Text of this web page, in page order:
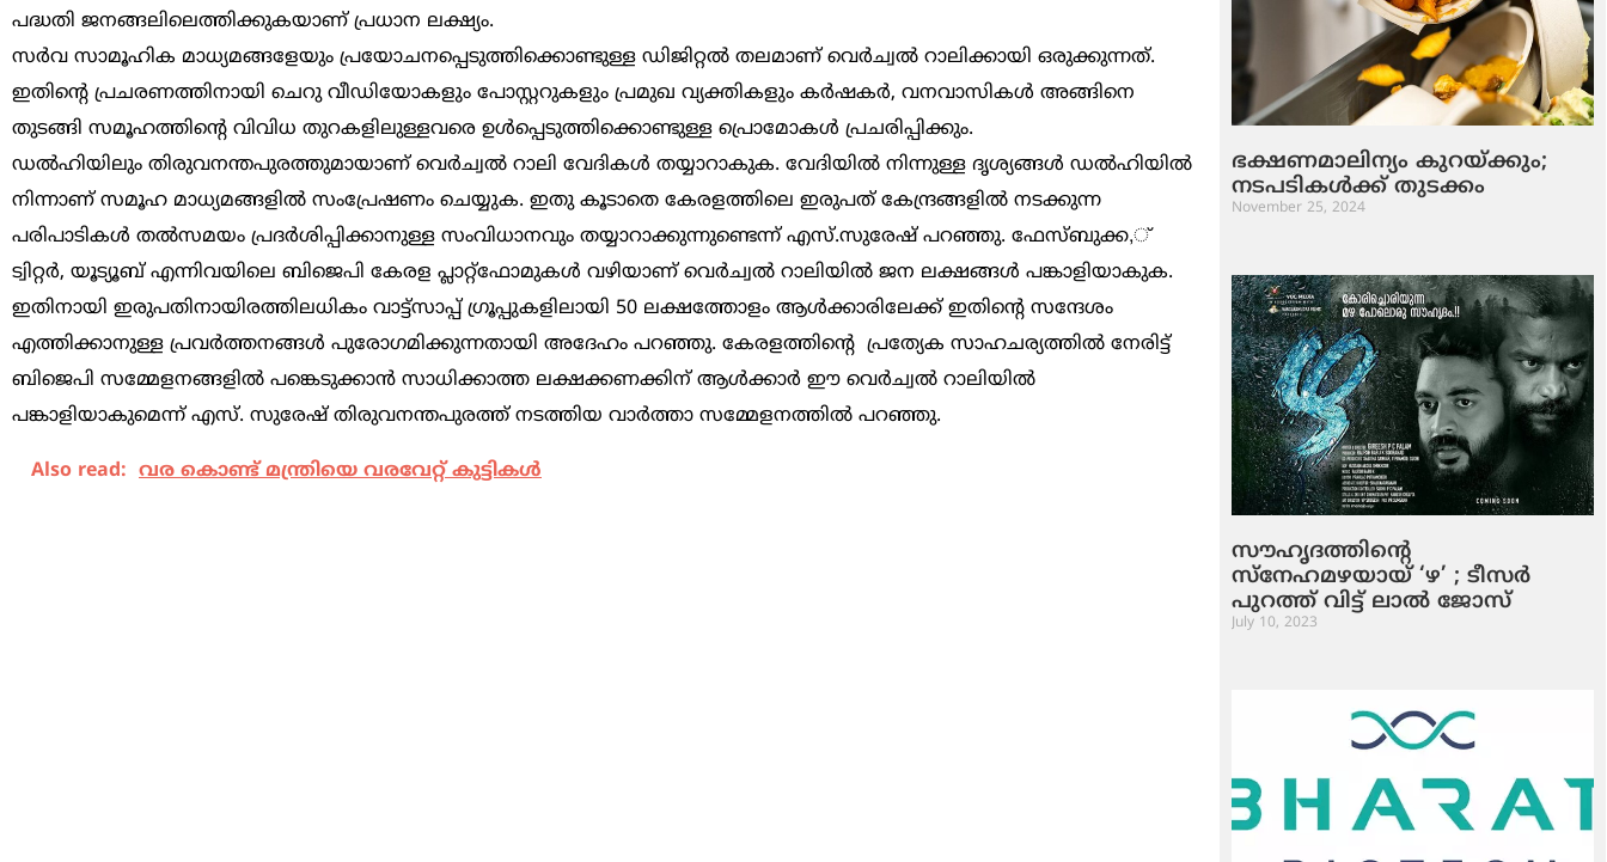
പദ്ധതി ജനങ്ങലിലെത്തിക്കുകയാണ് പ്രധാന ലക്ഷ്യം.
സര്‍വ സാമൂഹിക മാധ്യമങ്ങളേയും പ്രയോചനപ്പെടുത്തിക്കൊണ്ടുള്ള ഡിജിറ്റല്‍ തലമാണ് വെര്‍ച്വല്‍ റാലിക്കായി ഒരുക്കുന്നത്.
ഇതിന്റെ പ്രചരണത്തിനായി ചെറു വീഡിയോകളും പോസ്റ്ററുകളും പ്രമുഖ വ്യക്തികളും കര്‍ഷകര്‍, വനവാസികള്‍ അങ്ങിനെ
തുടങ്ങി സമൂഹത്തിന്റെ വിവിധ തുറകളിലുള്ളവരെ ഉള്‍പ്പെടുത്തിക്കൊണ്ടുള്ള പ്രൊമോകള്‍ പ്രചരിപ്പിക്കും.
ഡല്‍ഹിയിലും തിരുവനന്തപുരത്തുമായാണ് വെര്‍ച്വല്‍ റാലി വേദികള്‍ തയ്യാറാകുക. വേദിയില്‍ നിന്നുള്ള ദൃശ്യങ്ങള്‍ ഡല്‍ഹിയില്‍
നിന്നാണ് സമൂഹ മാധ്യമങ്ങളില്‍ സംപ്രേഷണം ചെയ്യുക. ഇതു കൂടാതെ കേരളത്തിലെ ഇരുപത് കേന്ദ്രങ്ങളില്‍ നടക്കുന്ന
പരിപാടികള്‍ തല്‍സമയം പ്രദര്‍ശിപ്പിക്കാനുള്ള സംവിധാനവും തയ്യാറാക്കുന്നുണ്ടെന്ന് എസ്.സുരേഷ് പറഞ്ഞു. ഫേസ്ബുക്ക,്
ട്വിറ്റര്‍, യൂട്യൂബ് എന്നിവയിലെ ബിജെപി കേരള പ്ലാറ്റ്‌ഫോമുകള്‍ വഴിയാണ് വെര്‍ച്വല്‍ റാലിയില്‍ ജന ലക്ഷങ്ങള്‍ പങ്കാളിയാകുക.
ഇതിനായി ഇരുപതിനായിരത്തിലധികം വാട്ട്‌സാപ്പ് ഗ്രൂപ്പുകളിലായി 50 ലക്ഷത്തോളം ആള്‍ക്കാരിലേക്ക് ഇതിന്റെ സന്ദേശം
എത്തിക്കാനുള്ള പ്രവര്‍ത്തനങ്ങള്‍ പുരോഗമിക്കുന്നതായി അദേഹം പറഞ്ഞു. കേരളത്തിന്റെ പ്രത്യേക സാഹചര്യത്തില്‍ നേരിട്ട്
ബിജെപി സമ്മേളനങ്ങളില്‍ പങ്കെടുക്കാന്‍ സാധിക്കാത്ത ലക്ഷക്കണക്കിന് ആള്‍ക്കാര്‍ ഈ വെര്‍ച്വല്‍ റാലിയില്‍
പങ്കാളിയാകുമെന്ന് എസ്. സുരേഷ് തിരുവനന്തപുരത്ത് നടത്തിയ വാര്‍ത്താ സമ്മേളനത്തില്‍ പറഞ്ഞു.
Also read: വര കൊണ്ട് മന്ത്രിയെ വരവേറ്റ് കുട്ടികൾ
ഭക്ഷണമാലിന്യം കുറയ്ക്കും;
നടപടികൾക്ക് തുടക്കം
November 25, 2024
സൗഹൃദത്തിന്റെ
സ്‌നേഹമഴയായ് ‘ഴ’ ; ടീസര്‍
പുറത്ത് വിട്ട് ലാല്‍ ജോസ്
July 10, 2023